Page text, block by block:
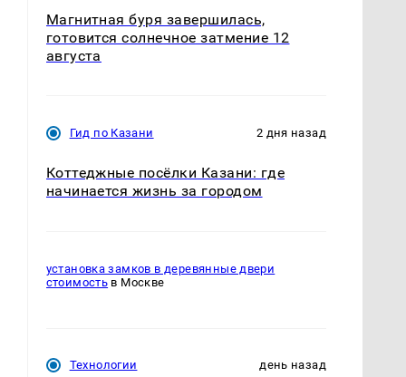
Магнитная буря завершилась,
готовится солнечное затмение 12
августа
Гид по Казани 2 дня назад
Коттеджные посёлки Казани: где
начинается жизнь за городом
установка замков в деревянные двери
стоимость в Москве
Технологии день назад